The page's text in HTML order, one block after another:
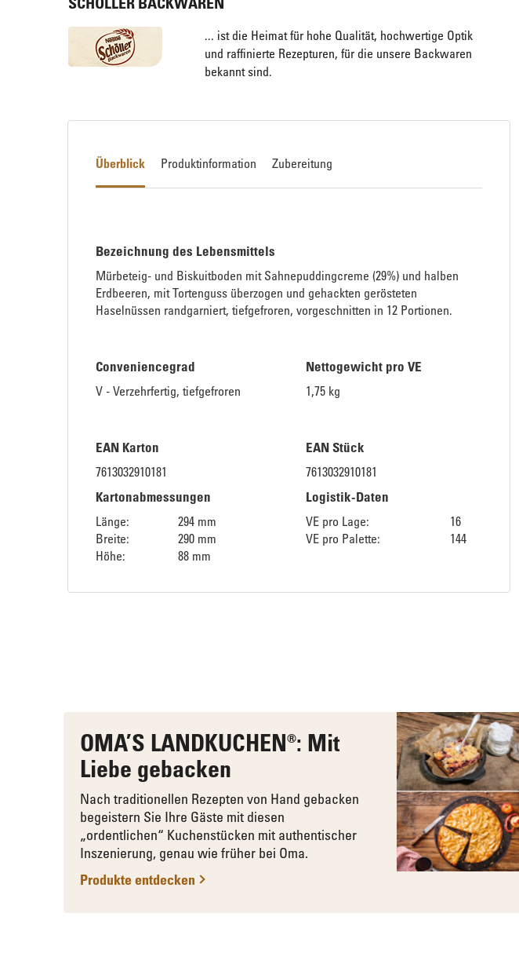
... ist die Heimat für hohe Qualität, hochwertige Optik
und raffinierte Rezepturen, für die unsere Backwaren
bekannt sind.
Überblick Produktinformation Zubereitung
Bezeichnung des Lebensmittels
Mürbeteig- und Biskuitboden mit Sahnepuddingcreme (29%) und halben
Erdbeeren, mit Tortenguss überzogen und gehackten gerösteten
Haselnüssen randgarniert, tiefgefroren, vorgeschnitten in 12 Portionen.
Conveniencegrad
V - Verzehrfertig, tiefgefroren
Nettogewicht pro VE
1,75 kg
EAN Karton
7613032910181
EAN Stück
7613032910181
Kartonabmessungen
Länge:
294 mm
Breite:
290 mm
Höhe:
88 mm
Logistik-Daten
VE pro Lage:
16
VE pro Palette:
144
OMA’S LANDKUCHEN®: Mit
Liebe gebacken
Nach traditionellen Rezepten von Hand gebacken
begeistern Sie Ihre Gäste mit diesen
„ordentlichen“ Kuchenstücken mit authentischer
Inszenierung, genau wie früher bei Oma.
Produkte entdecken